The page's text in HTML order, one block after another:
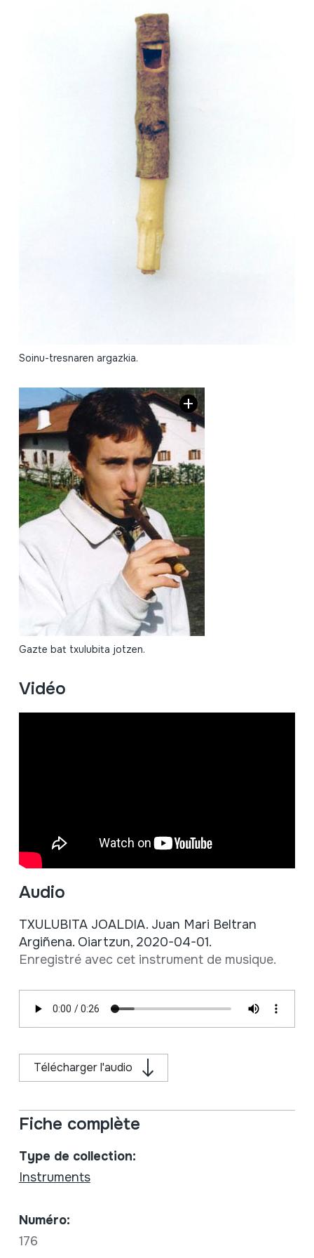
Soinu-tresnaren argazkia.
Gazte bat txulubita jotzen.
Vidéo
Audio
TXULUBITA JOALDIA. Juan Mari Beltran
Argiñena. Oiartzun, 2020-04-01.
Enregistré avec cet instrument de musique.
Télécharger l'audio
Fiche complète
Type de collection:
Instruments
Numéro:
176